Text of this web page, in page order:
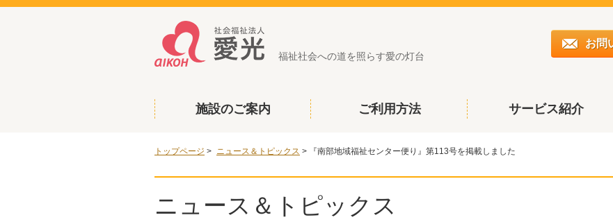
福祉社会への道を照らす愛の灯台
お問
施設のご案内 ご利用方法 サービス紹介
トップページ > ニュース＆トピックス > 『南部地域福祉センター便り』第113号を掲載しました
ニュース＆トピックス